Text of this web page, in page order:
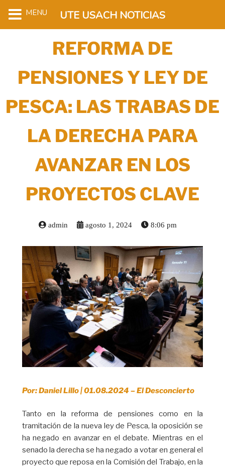
REFORMA DE
PENSIONES Y LEY DE
PESCA: LAS TRABAS DE
LA DERECHA PARA
AVANZAR EN LOS
PROYECTOS CLAVE
admin agosto 1, 2024 8:06 pm
Por: Daniel Lillo | 01.08.2024 – El Desconcierto
Tanto en la reforma de pensiones como en la
tramitación de la nueva ley de Pesca, la oposición se
ha negado en avanzar en el debate. Mientras en el
senado la derecha se ha negado a votar en general el
proyecto que reposa en la Comisión del Trabajo, en la
MENU UTE USACH NOTICIAS